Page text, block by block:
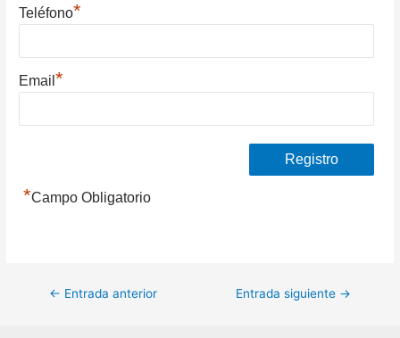
Teléfono*
Email*
*Campo Obligatorio
Navegación
← Entrada anterior Entrada siguiente →